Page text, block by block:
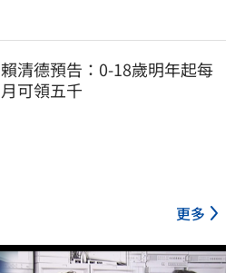
賴清德預告：0-18歲明年起每
月可領五千
更多